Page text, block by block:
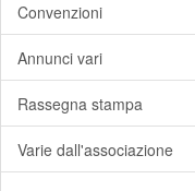
Convenzioni
Annunci vari
Rassegna stampa
Varie dall'associazione